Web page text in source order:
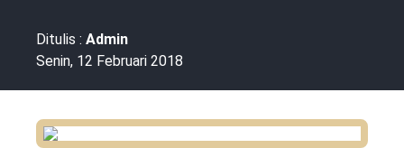
Ditulis : Admin
Senin, 12 Februari 2018